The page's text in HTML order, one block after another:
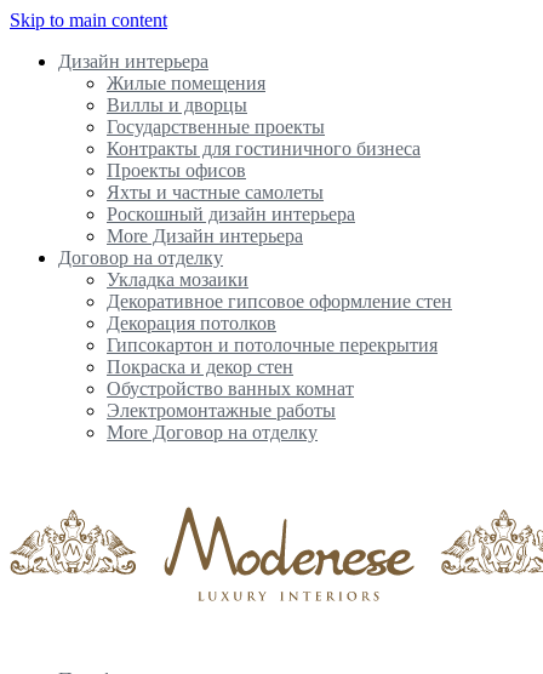
Skip to main content
Дизайн интерьера
Жилые помещения
Виллы и дворцы
Государственные проекты
Контракты для гостиничного бизнеса
Проекты офисов
Яхты и частные самолеты
Роскошный дизайн интерьера
More Дизайн интерьера
Договор на отделку
Укладка мозаики
Декоративное гипсовое оформление стен
Декорация потолков
Гипсокартон и потолочные перекрытия
Покраска и декор стен
Обустройство ванных комнат
Электромонтажные работы
More Договор на отделку